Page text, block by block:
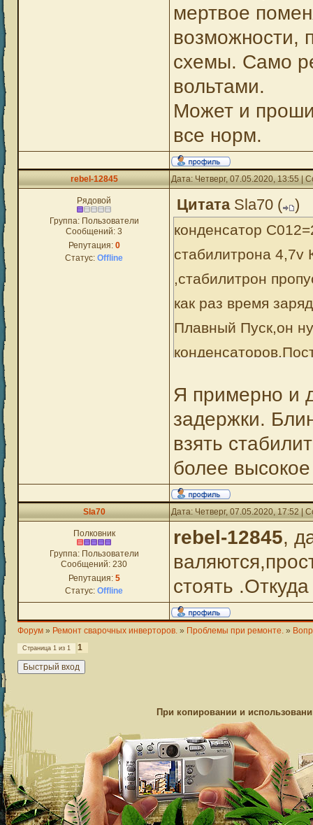
мертвое
возможности,
схемы. Само
вольтами.
Может и
все норм.
rebel-12845 Дата: Четверг, 07.05.2020, 13:55 |
Рядовой
Группа: Пользователи
Сообщений: 3
Репутация: 0
Статус: Offline
Цитата Sla70 ( )
конденсатор
стабилитрона 4,7v
,стабилитрон
как раз время
Плавный Пуск,он
меньше.Есть
включении
напряжения
Я примерно и
задержки.
взять
более
Sla70 Дата: Четверг, 07.05.2020, 17:52 |
Полковник
Группа: Пользователи
Сообщений: 230
Репутация: 5
Статус: Offline
rebel-12845,
стоять
Форум » Ремонт сварочных инверторов. » Проблемы при ремонте. »
Страница 1 из 1 1
При копировании и